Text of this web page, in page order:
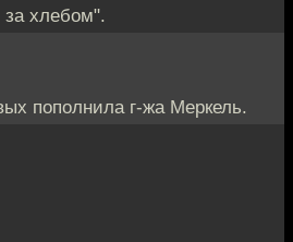
за хлебом".
пополнила г-жа Меркель.